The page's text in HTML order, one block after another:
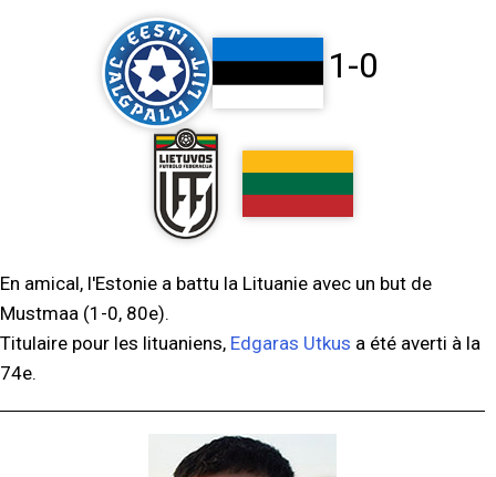
1-0
En amical, l'Estonie a battu la Lituanie avec un but de
Mustmaa (1-0, 80e).
Titulaire pour les lituaniens, Edgaras Utkus a été averti à la
74e.